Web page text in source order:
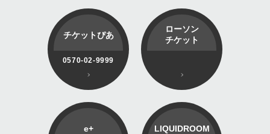
チケットぴあ
0570-02-9999
ローソン
チケット
e+ LIQUIDROOM